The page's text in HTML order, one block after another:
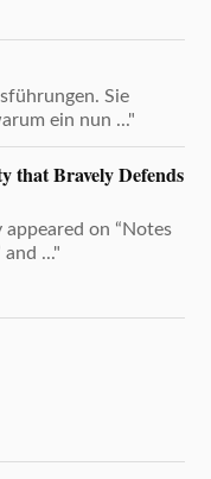
Sie
ein nun ..."
that Bravely Defends
on “Notes
..."